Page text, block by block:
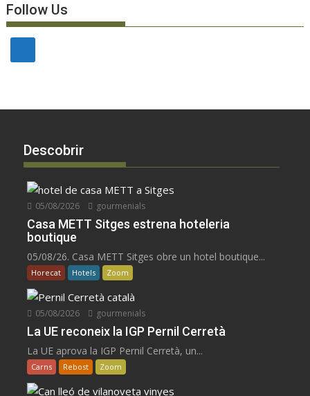
Follow Us
Descobrir
05/08/2026 gourmenials
Casa METT Sitges estrena hoteleria
boutique
05/08/26. Casa METT Sitges obre un hotel boutique...
Horecat Hotels Zoom
05/08/2026 gourmenials
La UE reconeix la IGP Pernil Cerretà
La UE aprova la IGP Pernil Cerretà, un...
Carns Rebost Zoom